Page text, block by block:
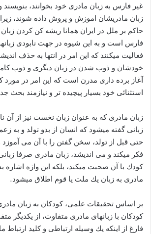
غیر فارس به‌ زبان مادری خود بخوانند، بنویسند
زبان مادریشان اموزش و پروش داده‌ شوند،
حاكم بر ملل در ایران همانا ریشه‌ كن كردن
فارس است و به‌ این شیوه‌ در جهت نابودی
فغالیت میكنند که این امر در انتها به حذف
خودشان و ذوب شدن در زبان دیگری و ذوب
آغاز برده داری مدرن است که این امر در
استثنائی خود بسیار پیچیده تر و نیازمند بحث
زبان مادری كه‌ به‌ عنوان زبان نخست نیز از آن
زبانی گفته‌ میشود كه‌ انسان از بدو تولد و به
حتی قبل از تولد، سخن گفتن را با آن می آموزد
فكر میكند و می اندیشد، زبان مادری صرفا
كودك با آن صحبت میكند، بلكه‌ این واژه‌ اشاره‌
مادری به‌ زبان یك ملت یا قوم اطلاق میشود.
بر اساس تحقیقات علمی، كودكان به‌ زبان
كودكان با زبانهای مادری متفاوت، از یکدیگر
فارغ از اینكه‌ یك وسیله‌ ارتباطی و کلید ارتباط